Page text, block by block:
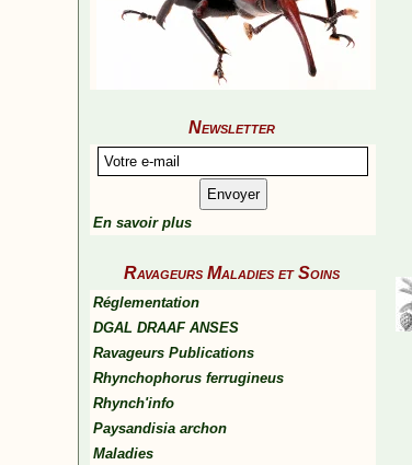
Newsletter
En savoir plus
Ravageurs Maladies et Soins
Réglementation
DGAL DRAAF ANSES
Ravageurs Publications
Rhynchophorus ferrugineus
Rhynch'info
Paysandisia archon
Maladies